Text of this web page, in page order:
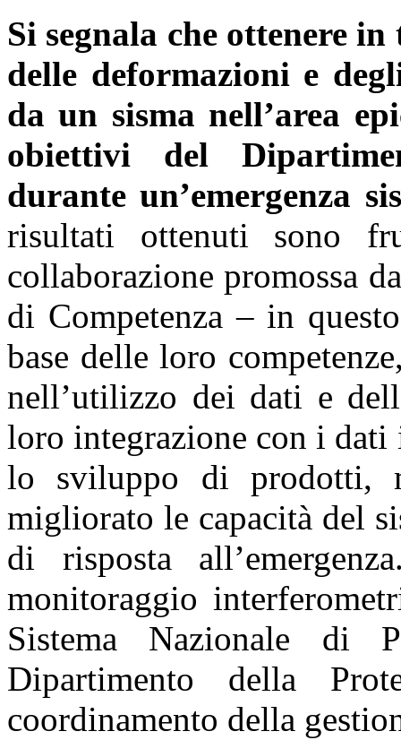
Si segnala che ottenere
delle deformazioni e
da un sisma nell’area
obiettivi del
durante un’emergenza
risultati ottenuti sono
collaborazione promossa
di Competenza – in
base delle loro
nell’utilizzo dei dati e
loro integrazione con i dati
lo sviluppo di prodotti,
migliorato le capacità del
di risposta
monitoraggio
Sistema Nazionale di
Dipartimento della
coordinamento della